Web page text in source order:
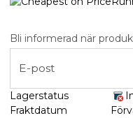
Bli informerad när
E-post
Lagerstatus
Fraktdatum